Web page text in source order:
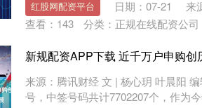
红股网配资平台 日期：07-21
来
查看： 143 分类： 正规在线配资公司
新规配资APP下载 近千万户申购
来源：腾讯财经 文 | 杨心玥 叶晨阳
号，中签号码共计7702207个，作为